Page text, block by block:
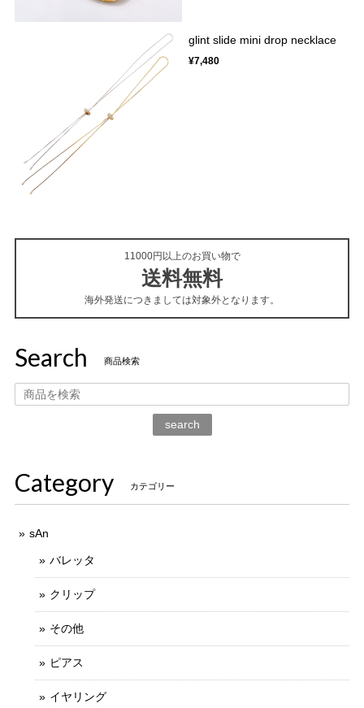
glint slide mini drop necklace
¥7,480
11000円以上のお買い物で
送料無料
海外発送につきましては対象外となります。
Search 商品検索
search
Category カテゴリー
sAn
バレッタ
クリップ
その他
ピアス
イヤリング